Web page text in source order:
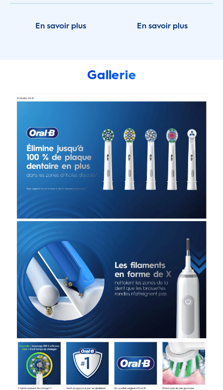
En savoir plus En savoir plus
Gallerie